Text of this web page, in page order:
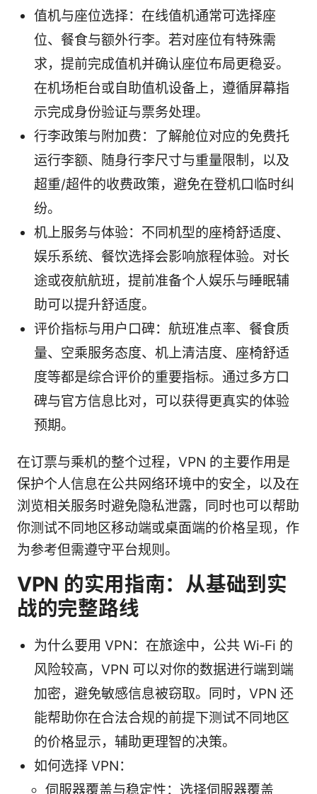
值机与座位选择：在线值机通常可选择座
位、餐食与额外行李。若对座位有特殊需
求，提前完成值机并确认座位布局更稳妥。
在机场柜台或自助值机设备上，遵循屏幕指
示完成身份验证与票务处理。
行李政策与附加费：了解舱位对应的免费托
运行李额、随身行李尺寸与重量限制，以及
超重/超件的收费政策，避免在登机口临时纠
纷。
机上服务与体验：不同机型的座椅舒适度、
娱乐系统、餐饮选择会影响旅程体验。对长
途或夜航航班，提前准备个人娱乐与睡眠辅
助可以提升舒适度。
评价指标与用户口碑：航班准点率、餐食质
量、空乘服务态度、机上清洁度、座椅舒适
度等都是综合评价的重要指标。通过多方口
碑与官方信息比对，可以获得更真实的体验
预期。
在订票与乘机的整个过程，VPN 的主要作用是
保护个人信息在公共网络环境中的安全，以及在
浏览相关服务时避免隐私泄露，同时也可以帮助
你测试不同地区移动端或桌面端的价格呈现，作
为参考但需遵守平台规则。
VPN 的实用指南：从基础到实
战的完整路线
为什么要用 VPN：在旅途中，公共 Wi‑Fi 的
风险较高，VPN 可以对你的数据进行端到端
加密，避免敏感信息被窃取。同时，VPN 还
能帮助你在合法合规的前提下测试不同地区
的价格显示，辅助更理智的决策。
如何选择 VPN：
伺服器覆盖与稳定性：选择伺服器覆盖